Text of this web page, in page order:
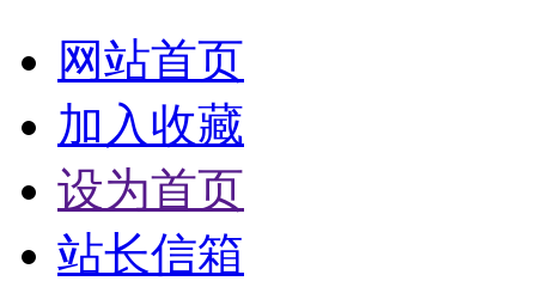
网站首页
加入收藏
设为首页
站长信箱